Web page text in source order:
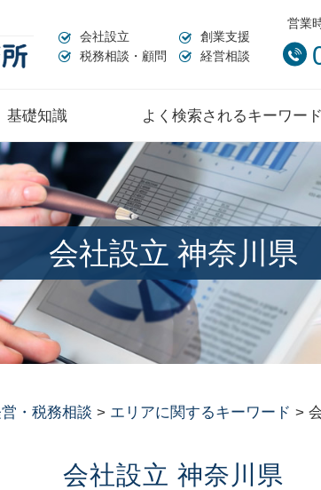
会社設立 神奈川県
会社設立
創業支援
税務相談・顧問
経営相談
営業
基礎知識 よく検索されるキーワード
・税務相談 > エリアに関するキーワード >
会社設立 神奈川県